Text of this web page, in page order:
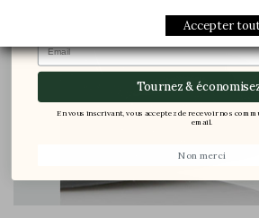
Accepter
Tournez &
En vous inscrivant, vous acceptez de recevoir nos
email.
Non merci